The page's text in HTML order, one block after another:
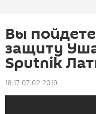
Вы
защиту
Sputnik
18:17 07.02.2019